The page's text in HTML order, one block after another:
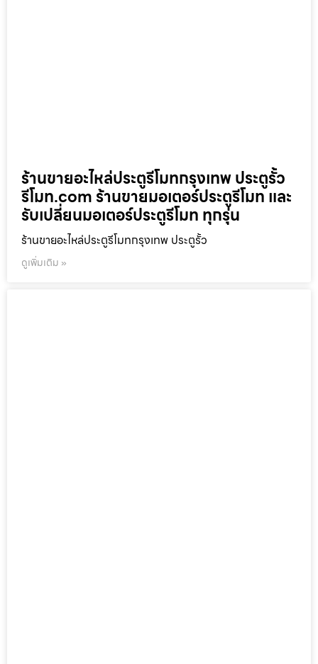
ร้านขายอะไหล่ประตูรีโมทกรุงเทพ ประตูรั้ว
รีโมท.com ร้านขายมอเตอร์ประตูรีโมท และ
รับเปลี่ยนมอเตอร์ประตูรีโมท ทุกรุ่น
ร้านขายอะไหล่ประตูรีโมทกรุงเทพ ประตูรั้ว
ดูเพิ่มเติม »